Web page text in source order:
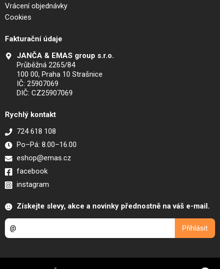
Vrácení objednávky
Cookies
Fakturační údaje
JANČA & EMAS group s.r.o.
Průběžná 2265/84
100 00, Praha 10 Strašnice
IČ: 25907069
DIČ: CZ25907069
Rychlý kontakt
724 618 108
Po–Pá: 8.00–16.00
eshop@emas.cz
facebook
instagram
Získejte slevy, akce a novinky přednostně na váš e-mail.